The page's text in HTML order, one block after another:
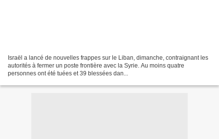
Israël a lancé de nouvelles frappes sur le Liban, dimanche, contraignant les
autorités à fermer un poste frontière avec la Syrie. Au moins quatre
personnes ont été tuées et 39 blessées dan...